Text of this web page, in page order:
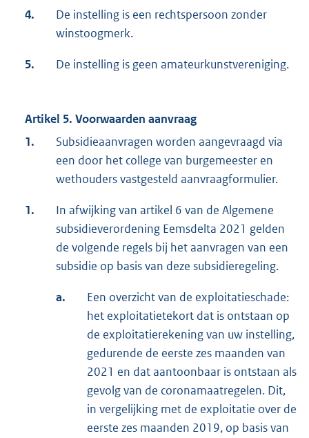
4.
De instelling is een rechtspersoon zonder
winstoogmerk.
5. De instelling is geen amateurkunstvereniging.
Artikel 5. Voorwaarden aanvraag
1.
Subsidieaanvragen worden aangevraagd via
een door het college van burgemeester en
wethouders vastgesteld aanvraagformulier.
1.
In afwijking van artikel 6 van de Algemene
subsidieverordening Eemsdelta 2021 gelden
de volgende regels bij het aanvragen van een
subsidie op basis van deze subsidieregeling.
a.
Een overzicht van de exploitatieschade:
het exploitatietekort dat is ontstaan op
de exploitatierekening van uw instelling,
gedurende de eerste zes maanden van
2021 en dat aantoonbaar is ontstaan als
gevolg van de coronamaatregelen. Dit,
in vergelijking met de exploitatie over de
eerste zes maanden 2019, op basis van